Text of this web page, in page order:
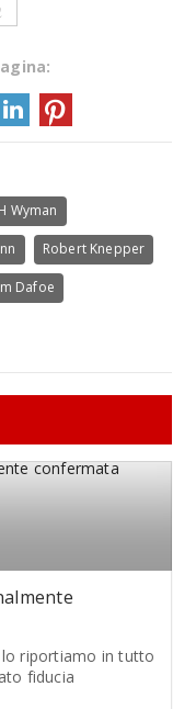
Wyman
Robert Knepper
Dafoe
riportiamo in tutto
fiducia